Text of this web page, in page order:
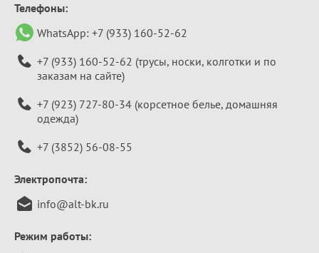
Телефоны:
WhatsApp: +7 (933) 160-52-62
+7 (933) 160-52-62 (трусы, носки, колготки и по
заказам на сайте)
+7 (923) 727-80-34 (корсетное белье, домашняя
одежда)
+7 (3852) 56-08-55
Электропочта:
info@alt-bk.ru
Режим работы: